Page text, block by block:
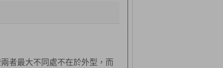
者最大不同處不在於外型，而